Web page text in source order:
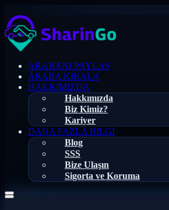
ARABANI PAYLAŞ
ARABA KIRALA
HAKKIMIZDA
Hakkımızda
Biz Kimiz?
Kariyer
DAHA FAZLA BILGI
Blog
SSS
Bize Ulaşın
Sigorta ve Koruma